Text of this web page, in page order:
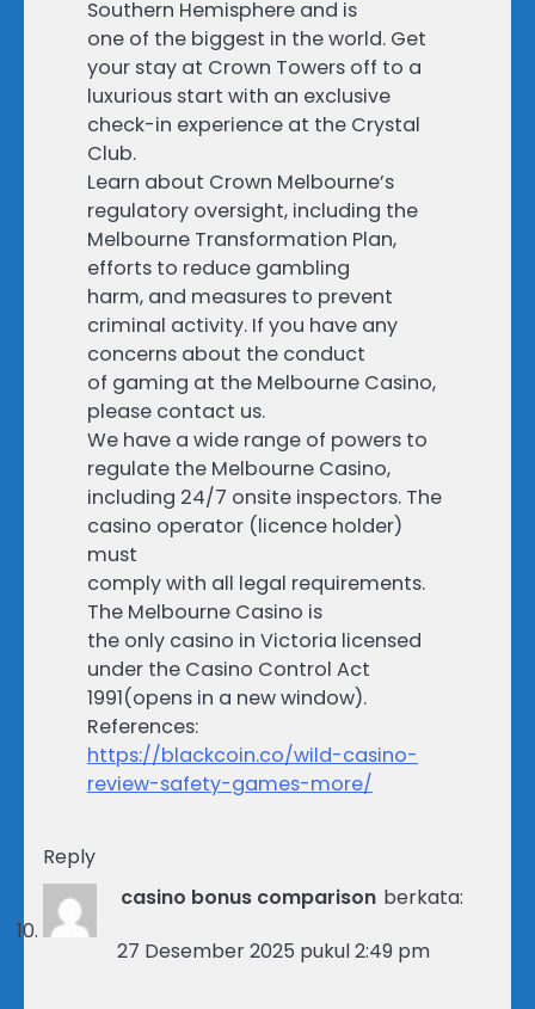
Southern Hemisphere and is
one of the biggest in the world. Get
your stay at Crown Towers off to a
luxurious start with an exclusive
check-in experience at the Crystal
Club.
Learn about Crown Melbourne’s
regulatory oversight, including the
Melbourne Transformation Plan,
efforts to reduce gambling
harm, and measures to prevent
criminal activity. If you have any
concerns about the conduct
of gaming at the Melbourne Casino,
please contact us.
We have a wide range of powers to
regulate the Melbourne Casino,
including 24/7 onsite inspectors. The
casino operator (licence holder)
must
comply with all legal requirements.
The Melbourne Casino is
the only casino in Victoria licensed
under the Casino Control Act
1991(opens in a new window).
References:
https://blackcoin.co/wild-casino-
review-safety-games-more/
Reply
casino bonus comparison berkata:
27 Desember 2025 pukul 2:49 pm